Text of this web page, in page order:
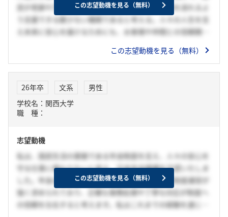
民が老齢や万が一の起こった際でも安心して生活を送れるよ
う支援できる数少ない機関であると考える。人々の人生を支
え未来に安心を届けるためにも、お客様や仲間との信頼関係
考えを持ったお客様一人一人に寄り添いたい。また、一緒に
ッショナルとして活躍したい。
この志望動機を見る（無料）
この志望動機を見る（無料）
26年卒 文系
男性
学校名：関西大学
職 種：
志望動機
私は、国民生活の基盤である年金制度を支え、人々の安心を
守る仕事に携わりたいと考え、日本年金機構を志望いたしま
した。年金は、少子高齢化の進展に伴い持続的な制度運営が
強く求められており、正確な事務処理や丁寧な対応が制度へ
の信頼を左右すると考えます。私はこれまでの経験を通じて
この志望動機を見る（無料）